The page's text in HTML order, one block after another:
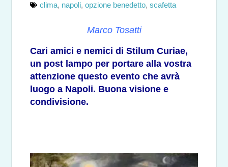
clima, napoli, opzione benedetto, scafetta
Marco Tosatti
Cari amici e nemici di Stilum Curiae,
un post lampo per portare alla vostra
attenzione questo evento che avrà
luogo a Napoli. Buona visione e
condivisione.